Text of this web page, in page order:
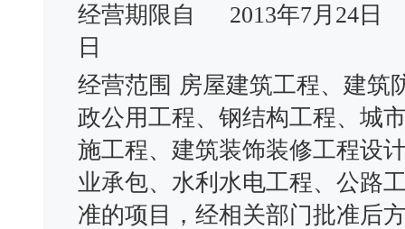
经营期限自
2013年7月24日
日
经营范围 房屋建筑工程、建筑
政公用工程、钢结构工程、城
施工程、建筑装饰装修工程设
业承包、水利水电工程、公路
准的项目，经相关部门批准后